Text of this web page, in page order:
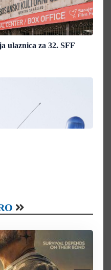
ulaznica za 32. SFF